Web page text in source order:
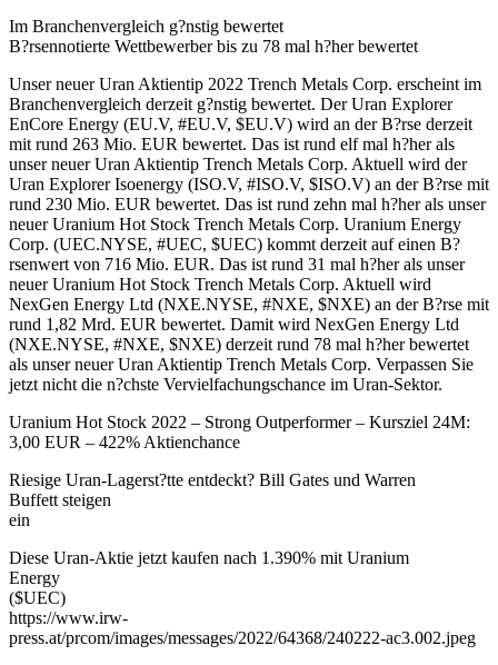
Im Branchenvergleich g?nstig bewertet
B?rsennotierte Wettbewerber bis zu 78 mal h?her bewertet
Unser neuer Uran Aktientip 2022 Trench Metals Corp. erscheint im
Branchenvergleich derzeit g?nstig bewertet. Der Uran Explorer
EnCore Energy (EU.V, #EU.V, $EU.V) wird an der B?rse derzeit
mit rund 263 Mio. EUR bewertet. Das ist rund elf mal h?her als
unser neuer Uran Aktientip Trench Metals Corp. Aktuell wird der
Uran Explorer Isoenergy (ISO.V, #ISO.V, $ISO.V) an der B?rse mit
rund 230 Mio. EUR bewertet. Das ist rund zehn mal h?her als unser
neuer Uranium Hot Stock Trench Metals Corp. Uranium Energy
Corp. (UEC.NYSE, #UEC, $UEC) kommt derzeit auf einen B?
rsenwert von 716 Mio. EUR. Das ist rund 31 mal h?her als unser
neuer Uranium Hot Stock Trench Metals Corp. Aktuell wird
NexGen Energy Ltd (NXE.NYSE, #NXE, $NXE) an der B?rse mit
rund 1,82 Mrd. EUR bewertet. Damit wird NexGen Energy Ltd
(NXE.NYSE, #NXE, $NXE) derzeit rund 78 mal h?her bewertet
als unser neuer Uran Aktientip Trench Metals Corp. Verpassen Sie
jetzt nicht die n?chste Vervielfachungschance im Uran-Sektor.
Uranium Hot Stock 2022 – Strong Outperformer – Kursziel 24M:
3,00 EUR – 422% Aktienchance
Riesige Uran-Lagerst?tte entdeckt? Bill Gates und Warren
Buffett steigen
ein
Diese Uran-Aktie jetzt kaufen nach 1.390% mit Uranium
Energy
($UEC)
https://www.irw-
press.at/prcom/images/messages/2022/64368/240222-ac3.002.jpeg